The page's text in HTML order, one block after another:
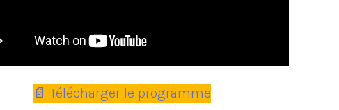
📄 Télécharger le programme